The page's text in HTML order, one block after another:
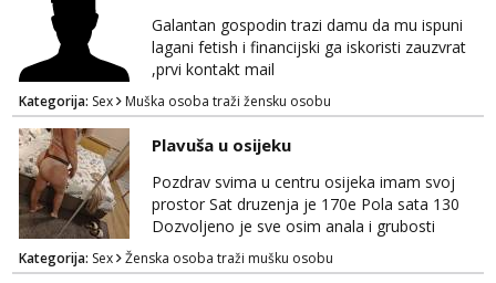
Galantan gospodin trazi damu da mu ispuni
lagani fetish i financijski ga iskoristi zauzvrat
,prvi kontakt mail
Kategorija: Sex Muška osoba traži žensku osobu
Plavuša u osijeku
Pozdrav svima u centru osijeka imam svoj
prostor Sat druzenja je 170e Pola sata 130
Dozvoljeno je sve osim anala i grubosti
Prodajem i svoja videa ako nekog zanima Za
dogovor javite se na wocap 0919282417
Kategorija: Sex Ženska osoba traži mušku osobu